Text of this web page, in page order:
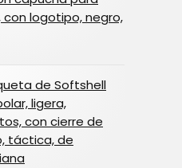
logotipo, negro,
de Softshell
ligera,
con cierre de
táctica, de